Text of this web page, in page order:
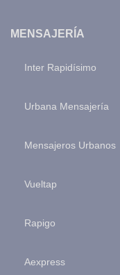
MENSAJERÍA
Inter Rapidísimo
Urbana Mensajería
Mensajeros Urbanos
Vueltap
Rapigo
Aexpress